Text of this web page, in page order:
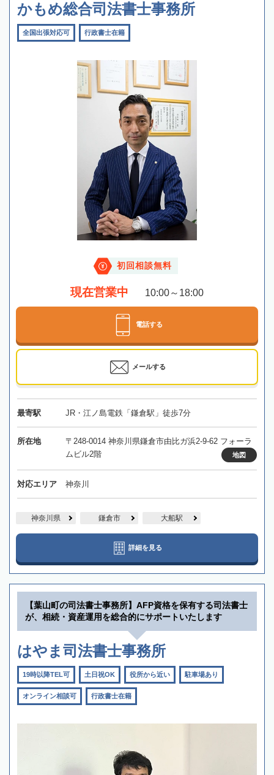
かもめ総合司法書士事務所
全国出張対応可 行政書士在籍
初回相談無料
現在営業中 10:00～18:00
電話する
メールする
最寄駅 JR・江ノ島電鉄「鎌倉駅」徒歩7分
所在地
〒248-0014 神奈川県鎌倉市由比ガ浜2-9-62 フォーラ
ムビル2階
地図
対応エリア 神奈川
神奈川県 鎌倉市 大船駅
詳細を見る
【葉山町の司法書士事務所】AFP資格を保有する司法書士
が、相続・資産運用を総合的にサポートいたします
はやま司法書士事務所
19時以降TEL可 土日祝OK 役所から近い 駐車場あり
オンライン相談可 行政書士在籍